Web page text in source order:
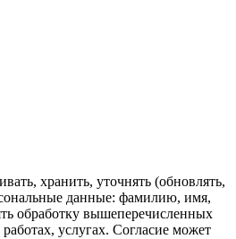
хранить, уточнять (обновлять,
данные: фамилию, имя,
обработку вышеперечисленных
услугах. Согласие может